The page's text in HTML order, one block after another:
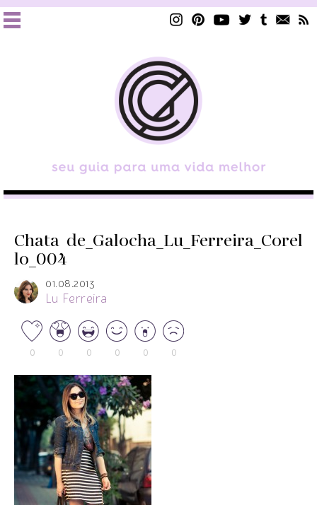
Chata_de_Galocha_Lu_Ferreira_Corel
lo_004
01.08.2013
Lu Ferreira
0 0 0 0 0 0